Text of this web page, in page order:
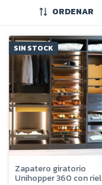
ORDENAR
SIN STOCK
Zapatero giratorio
Unihopper 360 con riel